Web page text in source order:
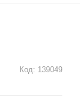
Код: 139049